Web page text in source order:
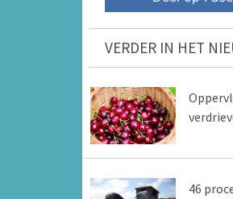
VERDER IN HET
46